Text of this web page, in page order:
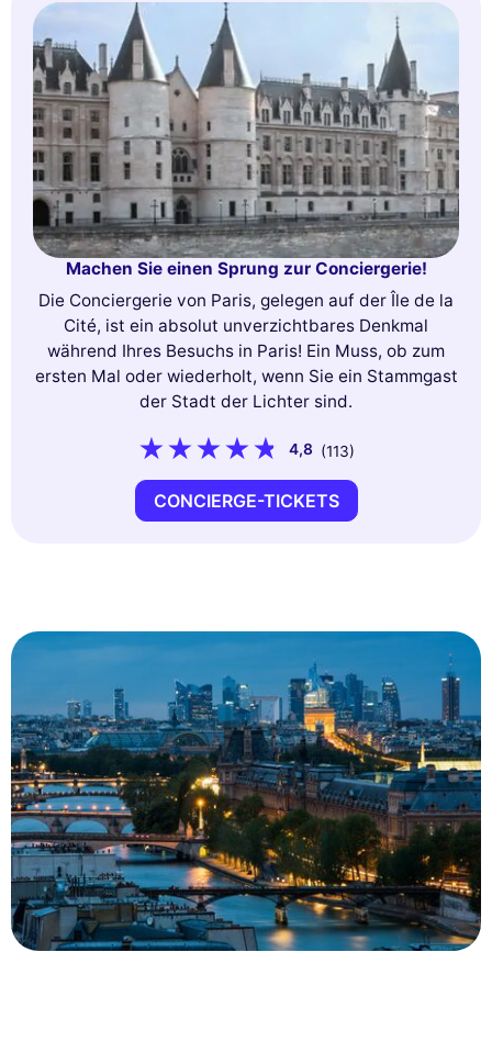
Machen Sie einen Sprung zur Conciergerie!
Die Conciergerie von Paris, gelegen auf der Île de la
Cité, ist ein absolut unverzichtbares Denkmal
während Ihres Besuchs in Paris! Ein Muss, ob zum
ersten Mal oder wiederholt, wenn Sie ein Stammgast
der Stadt der Lichter sind.
4,8 (113)
CONCIERGE-TICKETS